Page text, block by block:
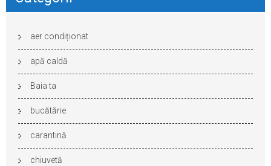
aer condiționat
apă caldă
Baia ta
bucătărie
carantină
chiuvetă